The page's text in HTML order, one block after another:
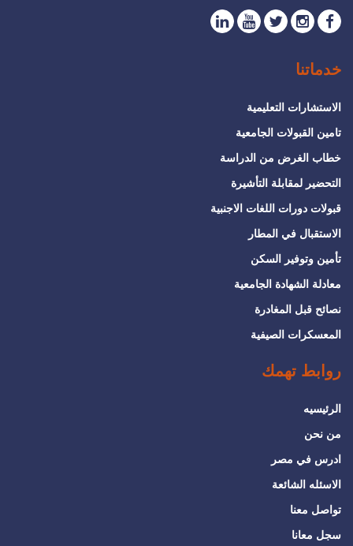
خدماتنا
الاستشارات التعليمية
تامين القبولات الجامعية
خطاب الغرض من الدراسة
التحضير لمقابلة التأشيرة
قبولات دورات اللغات الاجنبية
الاستقبال في المطار
تأمين وتوفير السكن
معادلة الشهادة الجامعية
نصائح قبل المغادرة
المعسكرات الصيفية
روابط تهمك
الرئيسيه
من نحن
ادرس في مصر
الاسئله الشائعة
تواصل معنا
سجل معانا